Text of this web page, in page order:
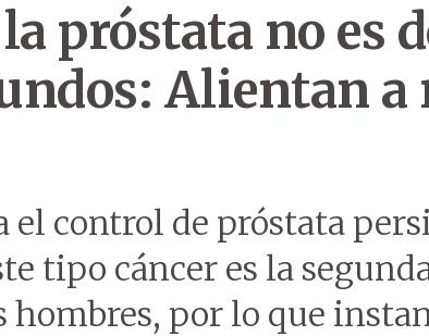
próstata no es
Alientan a
el control de próstata
tipo cáncer es la
hombres, por lo que